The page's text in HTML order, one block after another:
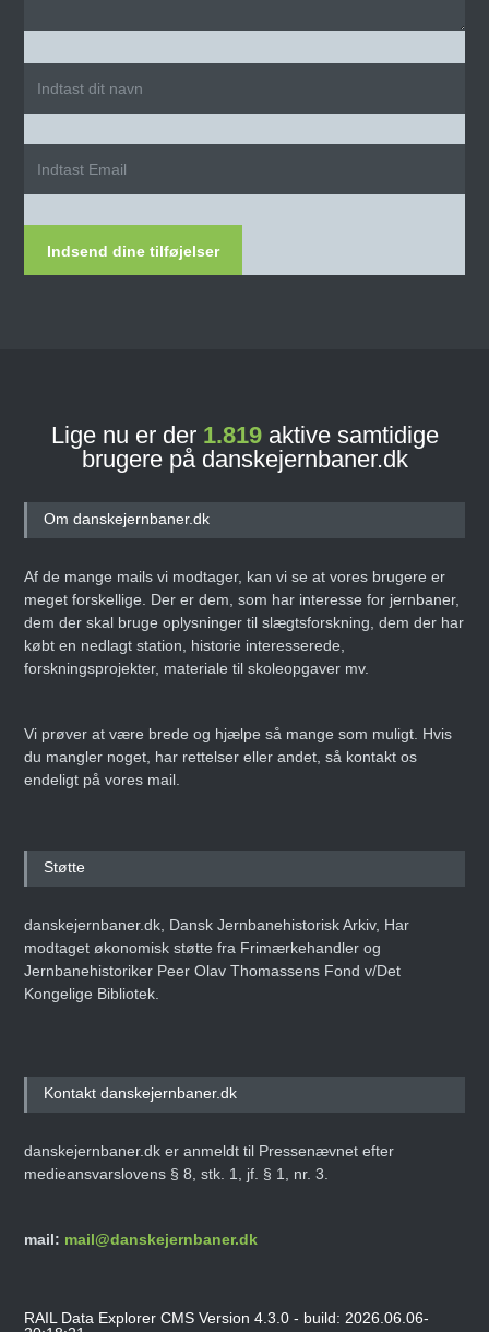
Indsend dine tilføjelser
Lige nu er der 1.819aktive samtidige
brugere på danskejernbaner.dk
Om danskejernbaner.dk
Af de mange mails vi modtager, kan vi se at vores brugere er
meget forskellige. Der er dem, som har interesse for jernbaner,
dem der skal bruge oplysninger til slægtsforskning, dem der har
købt en nedlagt station, historie interesserede,
forskningsprojekter, materiale til skoleopgaver mv.
Vi prøver at være brede og hjælpe så mange som muligt. Hvis
du mangler noget, har rettelser eller andet, så kontakt os
endeligt på vores mail.
Støtte
danskejernbaner.dk, Dansk Jernbanehistorisk Arkiv, Har
modtaget økonomisk støtte fra Frimærkehandler og
Jernbanehistoriker Peer Olav Thomassens Fond v/Det
Kongelige Bibliotek.
Kontakt danskejernbaner.dk
danskejernbaner.dk er anmeldt til Pressenævnet efter
medieansvarslovens § 8, stk. 1, jf. § 1, nr. 3.
mail: mail@danskejernbaner.dk
RAIL Data Explorer CMS Version 4.3.0 - build: 2026.06.06-